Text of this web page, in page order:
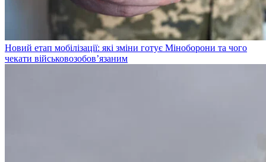
Новий етап мобілізації: які зміни готує Міноборони та чого
чекати військовозобов’язаним